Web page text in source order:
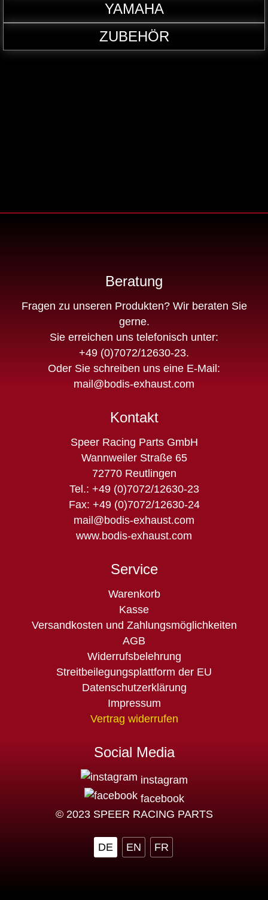
YAMAHA
ZUBEHÖR
Beratung
Fragen zu unseren Produkten? Wir beraten Sie
gerne.
Sie erreichen uns telefonisch unter:
+49 (0)7072/12630-23.
Oder Sie schreiben uns eine E-Mail:
mail@bodis-exhaust.com
Kontakt
Speer Racing Parts GmbH
Wannweiler Straße 65
72770 Reutlingen
Tel.: +49 (0)7072/12630-23
Fax: +49 (0)7072/12630-24
mail@bodis-exhaust.com
www.bodis-exhaust.com
Service
Navigation
überspringen
Warenkorb
Kasse
Versandkosten und Zahlungsmöglichkeiten
AGB
Widerrufsbelehrung
Streitbeilegungsplattform der EU
Datenschutzerklärung
Impressum
Vertrag widerrufen
Social Media
instagram
facebook
© 2023 SPEER RACING PARTS
DE EN FR